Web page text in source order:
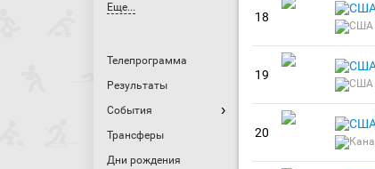
Еще...
Телепрограмма
Результаты
События
Трансферы
Дни рождения
18
19
20